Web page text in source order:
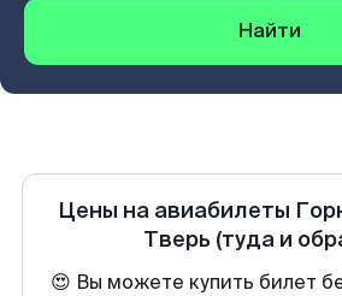
Найти
Цены на авиабилеты
Тверь (туда и
😍 Вы можете купить билет